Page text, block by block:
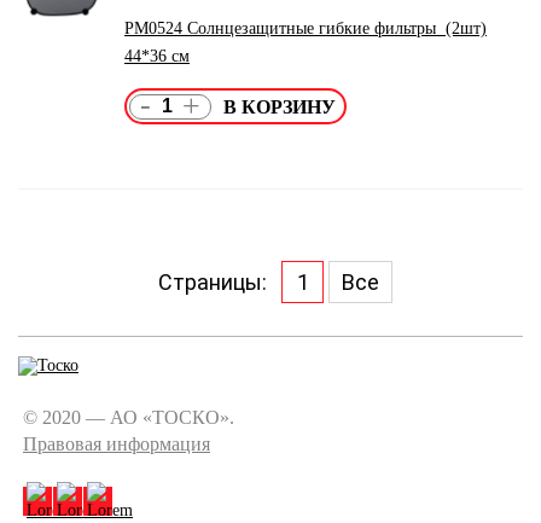
PM0524 Солнцезащитные гибкие фильтры (2шт)
44*36 см
- +
Страницы: 1 Все
© 2020 — АО «ТОСКО».
Правовая информация